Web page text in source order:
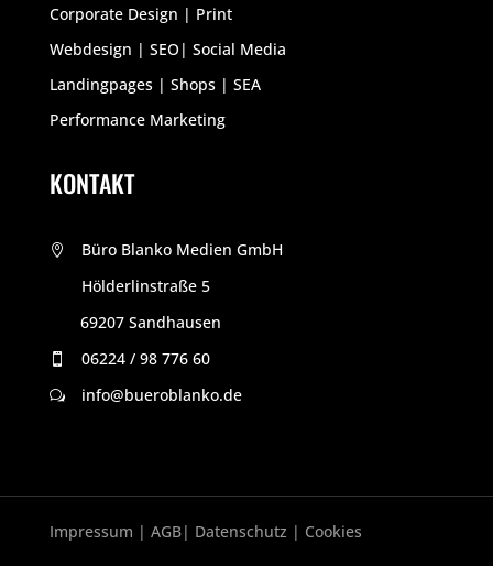
Corporate Design | Print
Webdesign | SEO| Social Media
Landingpages | Shops | SEA
Performance Marketing
KONTAKT
 Büro Blanko Medien GmbH
Hölderlinstraße 5
69207 Sandhausen
 06224 / 98 776 60
w info@bueroblanko.de
Impressum | AGB| Datenschutz | Cookies